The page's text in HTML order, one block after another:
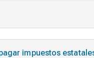
impuestos